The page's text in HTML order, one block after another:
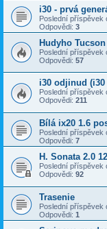
i30 - prvá
Poslední příspěvek
Odpovědi: 3
Hudyho Tucson
Poslední příspěvek
Odpovědi: 57
i30 odjinud (i30
Poslední příspěvek
Odpovědi: 211
Bílá ix20 1.6
Poslední příspěvek
Odpovědi: 7
H. Sonata 2.0
Poslední příspěvek
Odpovědi: 92
Trasenie
Poslední příspěvek
Odpovědi: 1